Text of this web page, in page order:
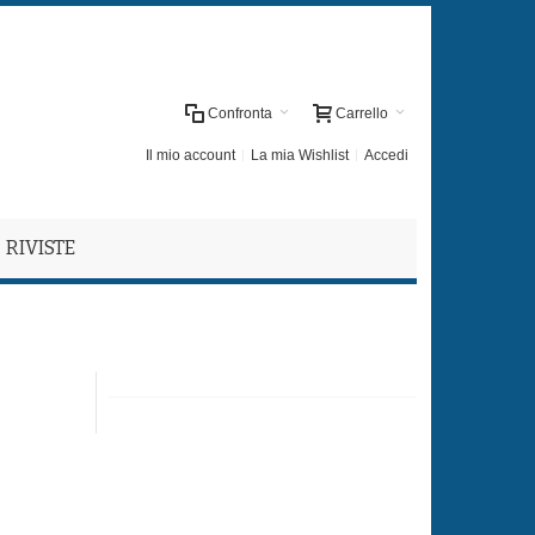
Carrello
Confronta
Il mio account La mia Wishlist Accedi
RIVISTE